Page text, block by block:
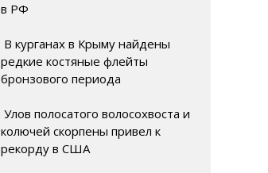
в РФ
В курганах в Крыму найдены
редкие костяные флейты
бронзового периода
Улов полосатого волосохвоста и
колючей скорпены привел к
рекорду в США